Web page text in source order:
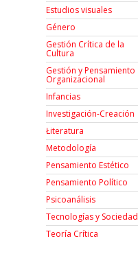
Estudios visuales
Género
Gestión Crítica de la
Cultura
Gestión y Pensamiento
Organizacional
Infancias
Investigación-Creación
Łiteratura
Metodología
Pensamiento Estético
Pensamiento Político
Psicoanálisis
Tecnologías y Sociedad
Teoría Crítica